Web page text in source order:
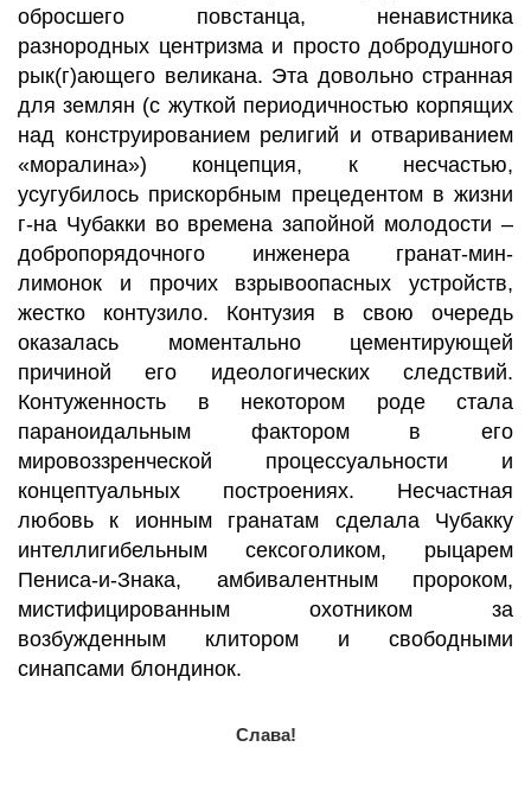
обросшего повстанца, ненавистника
разнородных центризма и просто добродушного
рык(г)ающего великана. Эта довольно странная
для землян (с жуткой периодичностью корпящих
над конструированием религий и отвариванием
«моралина») концепция, к несчастью,
усугубилось прискорбным прецедентом в жизни
г-на Чубакки во времена запойной молодости –
добропорядочного инженера гранат-мин-
лимонок и прочих взрывоопасных устройств,
жестко контузило. Контузия в свою очередь
оказалась моментально цементирующей
причиной его идеологических следствий.
Контуженность в некотором роде стала
параноидальным фактором в его
мировоззренческой процессуальности и
концептуальных построениях. Несчастная
любовь к ионным гранатам сделала Чубакку
интеллигибельным сексоголиком, рыцарем
Пениса-и-Знака, амбивалентным пророком,
мистифицированным охотником за
возбужденным клитором и свободными
синапсами блондинок.
Слава!